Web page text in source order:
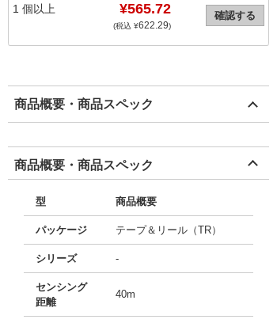
1 個以上 ¥565.72
(税込 ¥622.29)
確認する
商品概要・商品スペック
商品概要・商品スペック
型 商品概要
パッケージ テープ＆リール（TR）
シリーズ -
センシング
距離
40m